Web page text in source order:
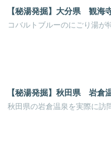
【秘湯発掘】大分県 観海
コバルトブルーのにごり湯
【秘湯発掘】秋田県 岩
秋田県の岩倉温泉を実際に訪